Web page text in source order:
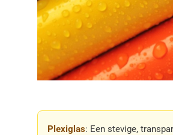
Plexiglas: Een stevige,